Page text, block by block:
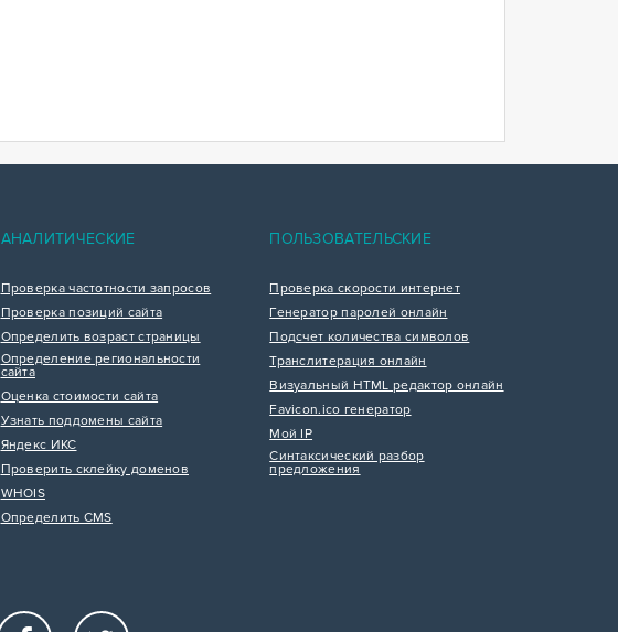
АНАЛИТИЧЕСКИЕ
Проверка частотности запросов
Проверка позиций сайта
Определить возраст страницы
Определение региональности
сайта
Оценка стоимости сайта
Узнать поддомены сайта
Яндекс ИКС
Проверить склейку доменов
WHOIS
Определить CMS
ПОЛЬЗОВАТЕЛЬСКИЕ
Проверка скорости интернет
Генератор паролей онлайн
Подсчет количества символов
Транслитерация онлайн
Визуальный HTML редактор онлайн
Favicon.ico генератор
Мой IP
Синтаксический разбор
предложения